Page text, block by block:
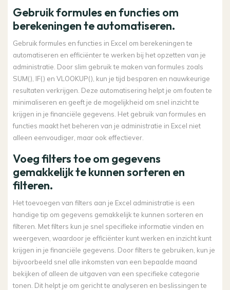
Gebruik formules en functies om
berekeningen te automatiseren.
Gebruik formules en functies in Excel om berekeningen te
automatiseren en efficiënter te werken bij het opzetten van je
administratie. Door slim gebruik te maken van formules zoals
SUM(), IF() en VLOOKUP(), kun je tijd besparen en nauwkeurige
resultaten verkrijgen. Deze automatisering helpt je om fouten te
minimaliseren en geeft je de mogelijkheid om snel inzicht te
krijgen in je financiële gegevens. Het gebruik van formules en
functies maakt het beheren van je administratie in Excel niet
alleen eenvoudiger, maar ook effectiever.
Voeg filters toe om gegevens
gemakkelijk te kunnen sorteren en
filteren.
Het toevoegen van filters aan je Excel administratie is een
handige tip om gegevens gemakkelijk te kunnen sorteren en
filteren. Met filters kun je snel specifieke informatie vinden en
weergeven, waardoor je efficiënter kunt werken en inzicht kunt
krijgen in je financiële gegevens. Door filters te gebruiken, kun je
bijvoorbeeld snel alle inkomsten van een bepaalde maand
bekijken of alleen de uitgaven van een specifieke categorie
tonen. Dit helpt je om gericht te analyseren en beslissingen te